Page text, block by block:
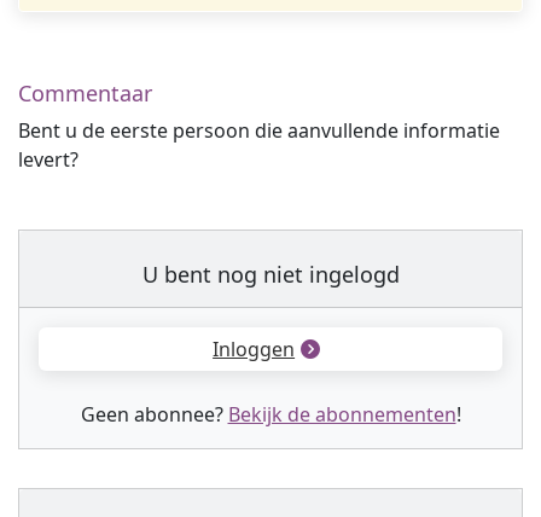
Commentaar
Bent u de eerste persoon die aanvullende informatie
levert?
U bent nog niet ingelogd
Inloggen
Geen abonnee? Bekijk de abonnementen!